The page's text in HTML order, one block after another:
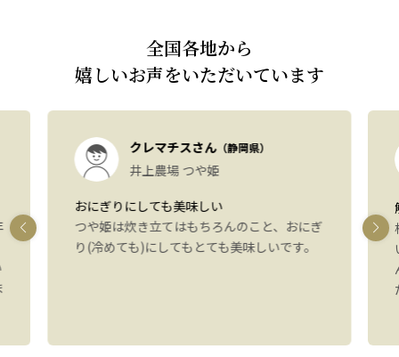
全国各地から
嬉しいお声をいただいています
クレマチスさん（静岡県）
井上農場 つや姫
おにぎりにしても美味しい
つや姫は炊き立てはもちろんのこと、おにぎ
り(冷めても)にしてもとても美味しいです。